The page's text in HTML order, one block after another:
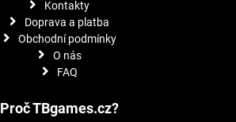
Kontakty
Doprava a platba
Obchodní podmínky
O nás
FAQ
Proč TBgames.cz?